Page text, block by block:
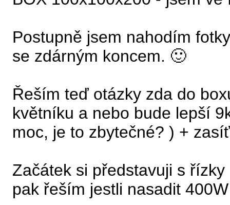
Postupně jsem nahodím
se zdárným koncem. 🙂
Řeším teď otázky zda do
květníku a nebo bude lepší
moc, je to zbytečné? ) +
Začátek si představuji s
pak řeším jestli nasadit